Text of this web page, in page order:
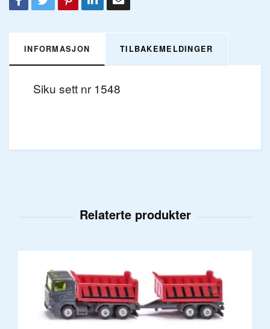
INFORMASJON TILBAKEMELDINGER
Siku sett nr 1548